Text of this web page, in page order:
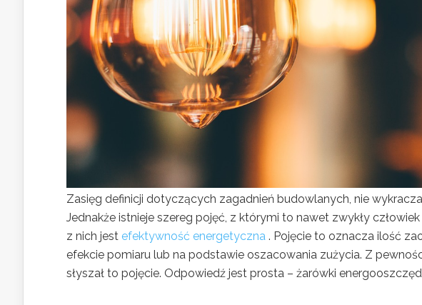
Zasięg definicji dotyczących zagadnień budowlanych, nie
Jednakże istnieje szereg pojęć, z którymi to nawet zwykły
z nich jest efektywność energetyczna . Pojęcie to oznacza ilość
efekcie pomiaru lub na podstawie oszacowania zużycia. Z
słyszał to pojęcie. Odpowiedź jest prosta – żarówki